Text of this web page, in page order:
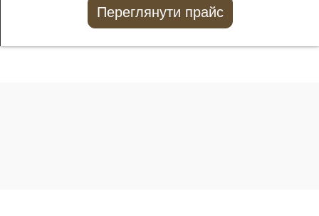
Переглянути прайс